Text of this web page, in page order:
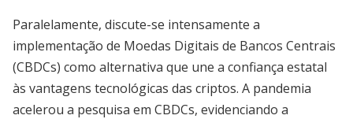
Paralelamente, discute-se intensamente a
implementação de Moedas Digitais de Bancos Centrais
(CBDCs) como alternativa que une a confiança estatal
às vantagens tecnológicas das criptos. A pandemia
acelerou a pesquisa em CBDCs, evidenciando a